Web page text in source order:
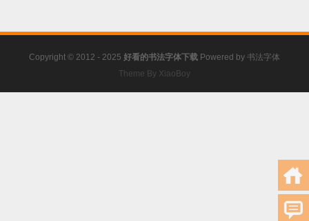
Copyright © 2012 - 2025 好看的书法字体下载 Powered by 书法字体
Theme By XiaoBoy